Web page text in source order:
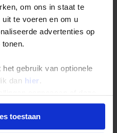
om ons in staat te
te voeren en om u
advertenties op
gebruik van optionele
dan hier .
moment voor de
toestaan
Familiereis 1